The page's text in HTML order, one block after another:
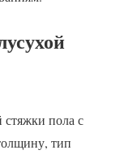
стяжки пола с
тип